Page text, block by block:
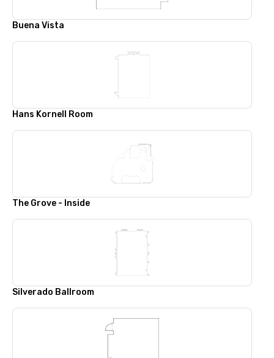
Buena Vista
Hans Kornell Room
The Grove - Inside
Silverado Ballroom